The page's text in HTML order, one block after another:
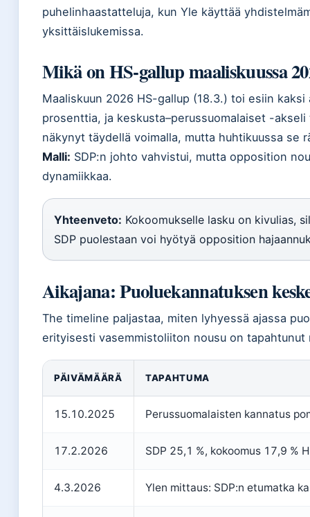
puhelinhaastatteluja, kun Yle käyttää
yksittäislukemissa.
Mikä on HS-gallup maaliskuussa
Maaliskuun 2026 HS-gallup (18.3.) toi esiin
prosenttia, ja keskusta–perussuomalaiset -
näkynyt täydellä voimalla, mutta huhtikuussa se
Malli: SDP:n johto vahvistui, mutta opposition
dynamiikkaa.
Yhteenveto: Kokoomukselle lasku on kivulias,
SDP puolestaan voi hyötyä opposition
Aikajana: Puoluekannatuksen
The timeline paljastaa, miten lyhyessä ajassa
erityisesti vasemmistoliiton nousu on tapahtunut
PÄIVÄMÄÄRÄ TAPAHTUMA
15.10.2025 Perussuomalaisten kannatus
17.2.2026 SDP 25,1 %, kokoomus 17,9 %
4.3.2026 Ylen mittaus: SDP:n etumatka